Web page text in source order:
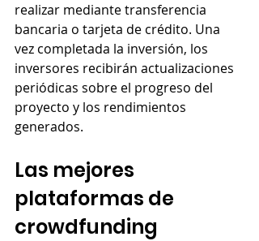
realizar mediante transferencia
bancaria o tarjeta de crédito. Una
vez completada la inversión, los
inversores recibirán actualizaciones
periódicas sobre el progreso del
proyecto y los rendimientos
generados.
Las mejores
plataformas de
crowdfunding